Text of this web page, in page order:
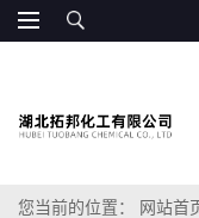
您当前的位置： 网站首